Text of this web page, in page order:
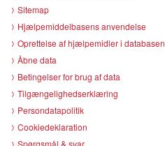
Sitemap
Hjælpemiddelbasens anvendelse
Oprettelse af hjælpemidler i databasen
Åbne data
Betingelser for brug af data
Tilgængelighedserklæring
Persondatapolitik
Cookiedeklaration
Spørgsmål & svar